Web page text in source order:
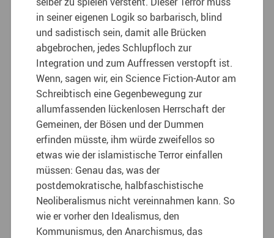
in seiner eigenen Logik so barbarisch, blind
und sadistisch sein, damit alle Brücken
abgebrochen, jedes Schlupfloch zur
Integration und zum Auffressen verstopft ist.
Wenn, sagen wir, ein Science Fiction-Autor am
Schreibtisch eine Gegenbewegung zur
allumfassenden lückenlosen Herrschaft der
Gemeinen, der Bösen und der Dummen
erfinden müsste, ihm würde zweifellos so
etwas wie der islamistische Terror einfallen
müssen: Genau das, was der
postdemokratische, halbfaschistische
Neoliberalismus nicht vereinnahmen kann. So
wie er vorher den Idealismus, den
Kommunismus, den Anarchismus, das